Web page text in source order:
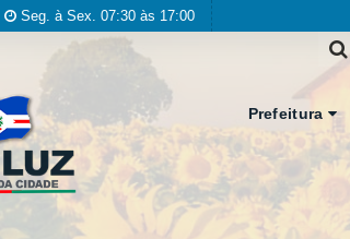
Seg. à Sex. 07:30 às 17:00
Prefeitura